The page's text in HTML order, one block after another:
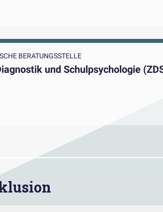
BERATUNGSSTELLE
und Schulpsychologie